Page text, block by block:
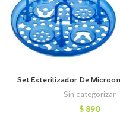
Set Esterilizador De
Sin categorizar
$ 890